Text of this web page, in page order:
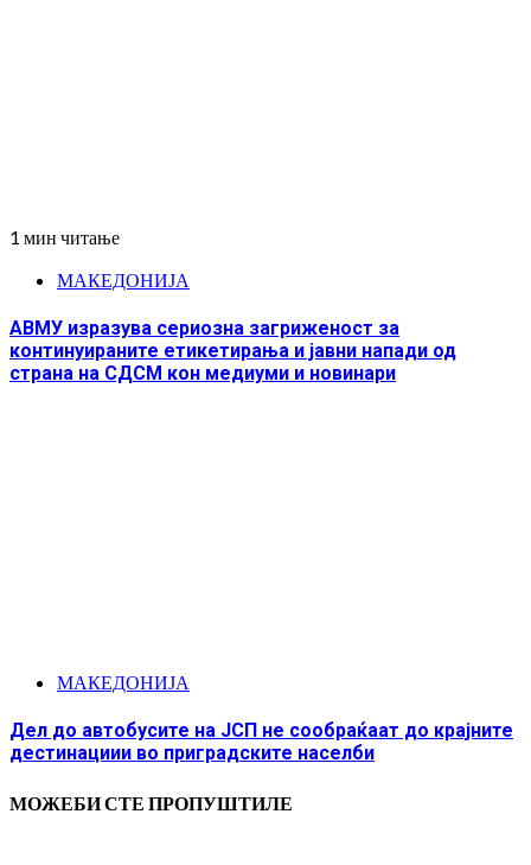
1 мин читање
МАКЕДОНИЈА
АВМУ изразува сериозна загриженост за
континуираните етикетирања и јавни напади од
страна на СДСМ кон медиуми и новинари
МАКЕДОНИЈА
Дел до автобусите на ЈСП не сообраќаат до крајните
дестинациии во приградските населби
МОЖЕБИ СТЕ ПРОПУШТИЛЕ